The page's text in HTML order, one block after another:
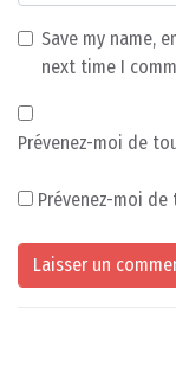
Save my name,
next time I
Prévenez-moi de
Prévenez-moi